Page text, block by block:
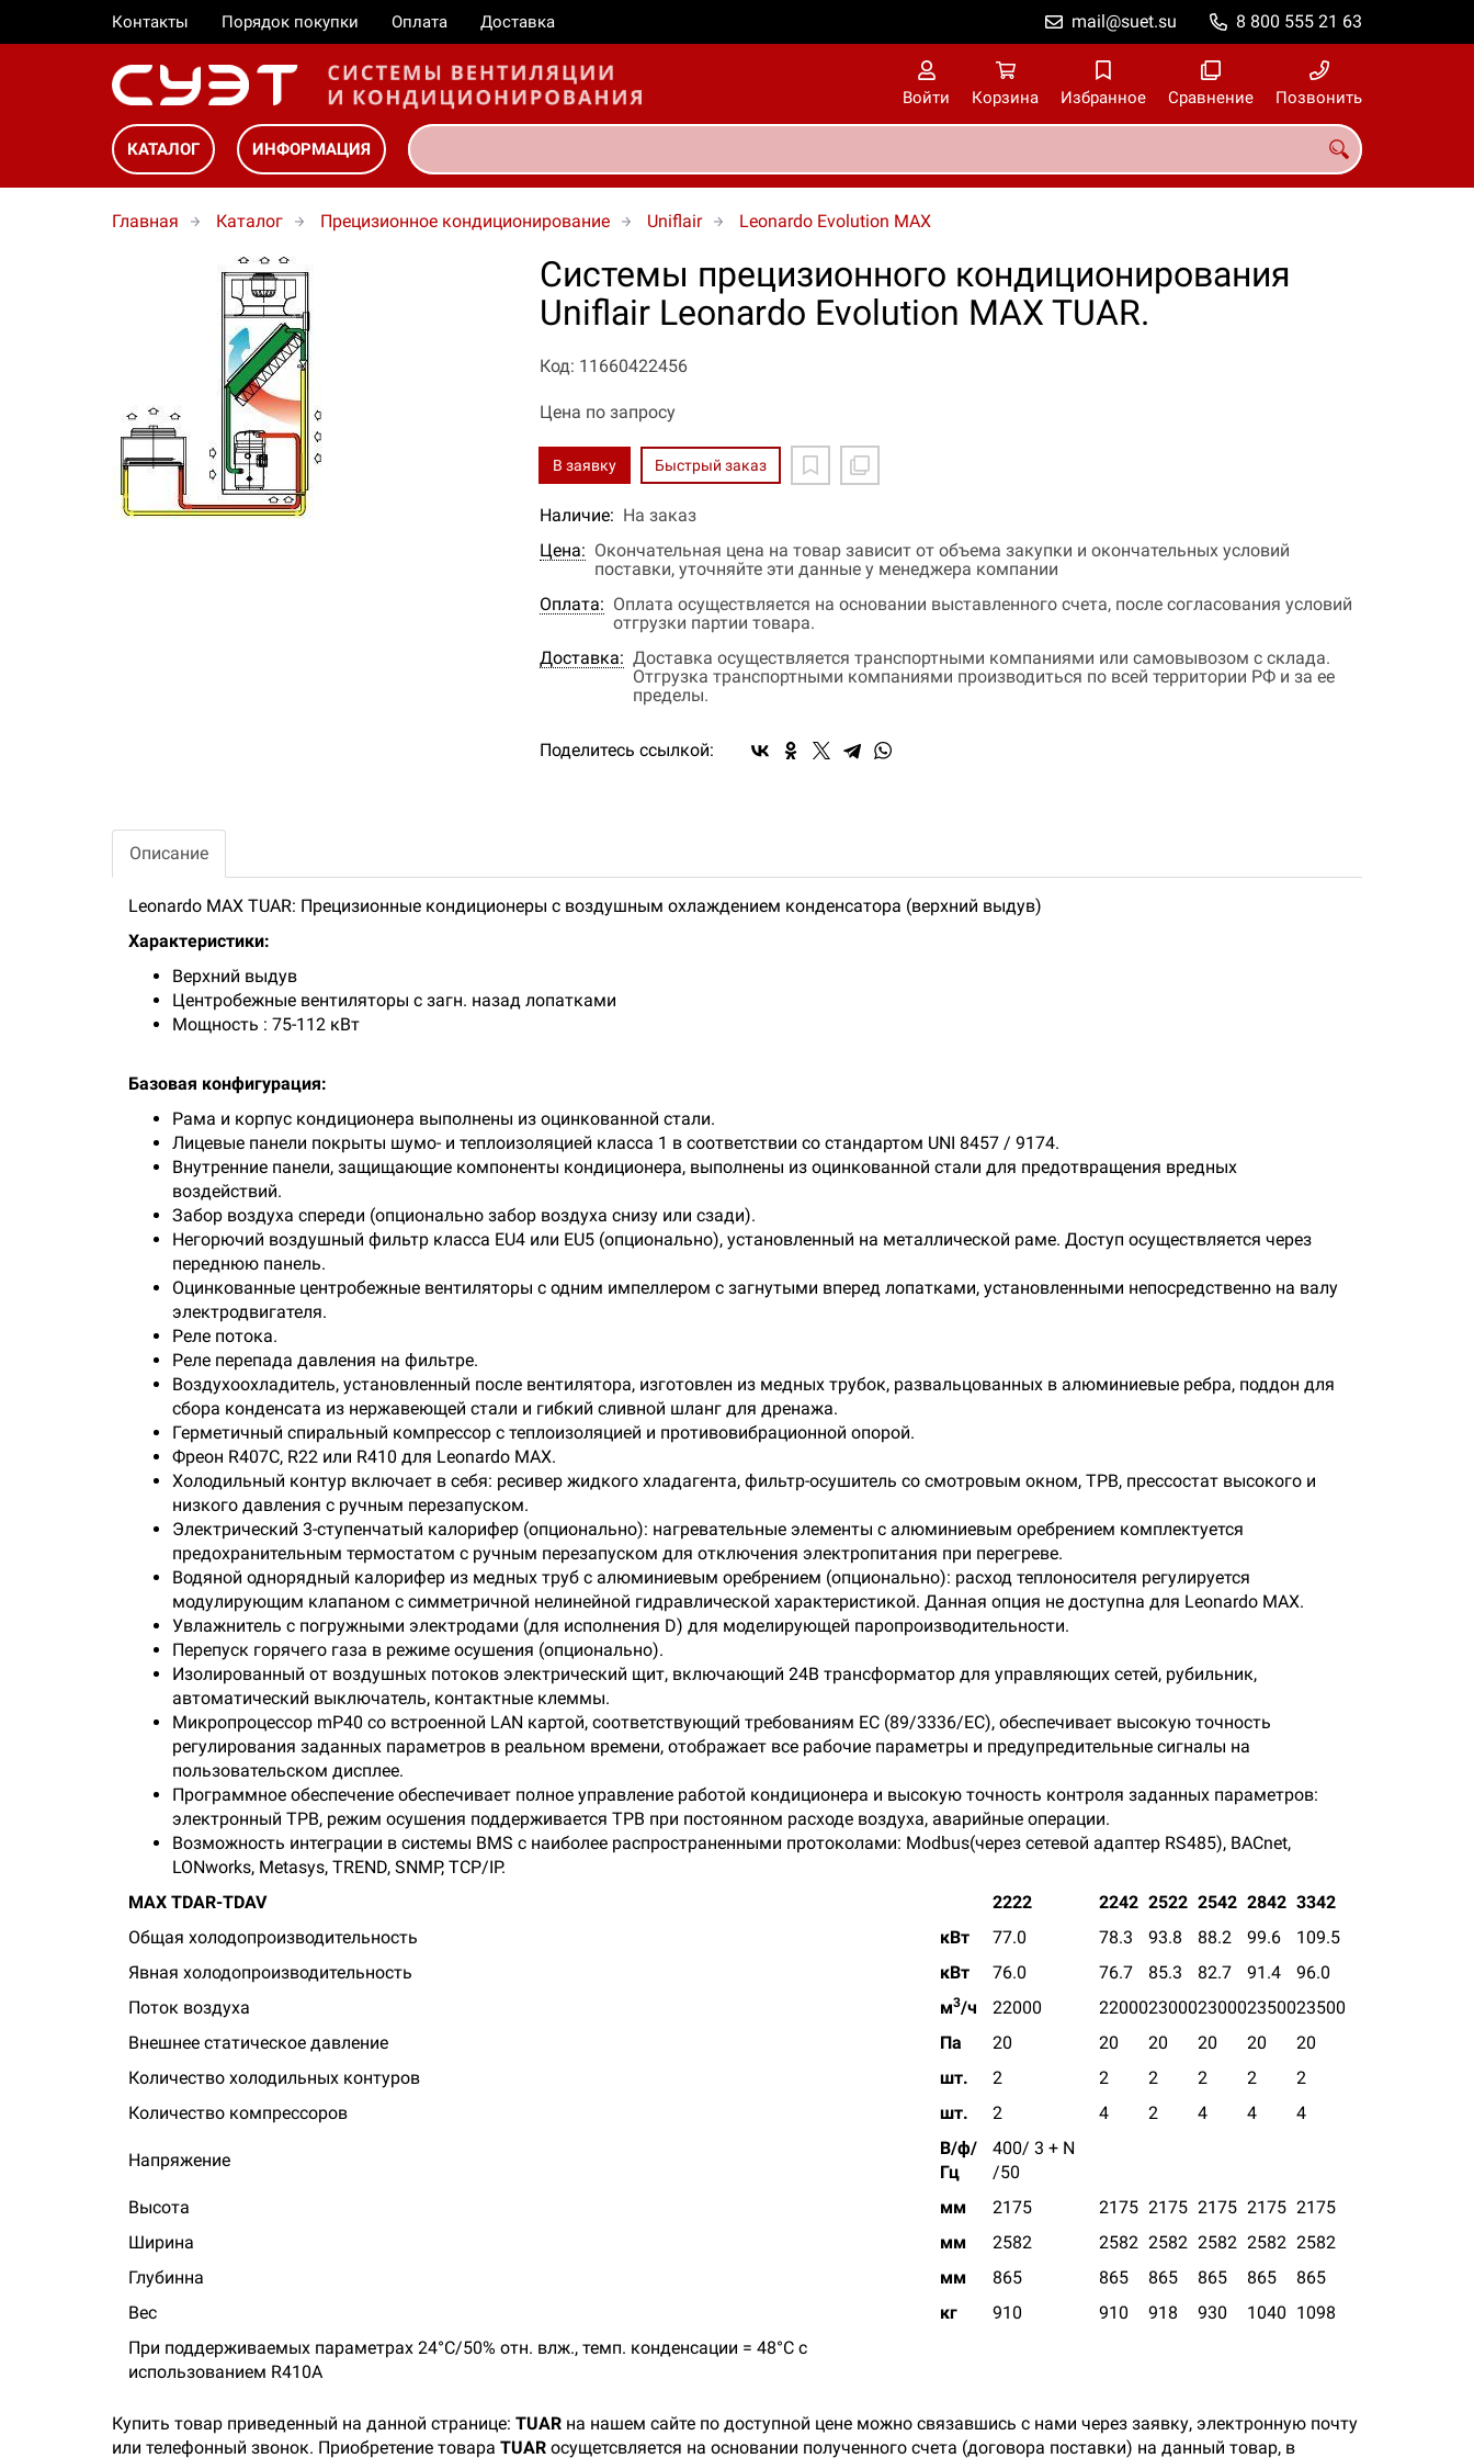
Контакты Порядок покупки Оплата Доставка 8 800 555 21 63
mail@suet.su
Войти Корзина Избранное Сравнение Позвонить
КАТАЛОГ ИНФОРМАЦИЯ
Главная Каталог Прецизионное кондиционирование Uniflair Leonardo Evolution MAX
Системы прецизионного кондиционирования
Uniflair Leonardo Evolution MAX TUAR.
Код: 11660422456
Цена по запросу
В заявку Быстрый заказ
Наличие: На заказ
Цена: Окончательная цена на товар зависит от объема закупки и окончательных условий
поставки, уточняйте эти данные у менеджера компании
Оплата: Оплата осуществляется на основании выставленного счета, после согласования условий
отгрузки партии товара.
Доставка: Доставка осуществляется транспортными компаниями или самовывозом с склада.
Отгрузка транспортными компаниями производиться по всей территории РФ и за ее
пределы.
Поделитесь ссылкой:
Описание
Leonardo MAX TUAR: Прецизионные кондиционеры с воздушным охлаждением конденсатора (верхний выдув)
Характеристики:
Верхний выдув
Центробежные вeнтилятopы с загн. назад лопатками
Мощность : 75-112 кВт
Базовая конфигурация:
Рама и корпус кондиционера выполнены из оцинкованной стали.
Лицевые панели покрыты шумо- и теплоизоляцией класса 1 в соответствии со стандартом UNI 8457 / 9174.
Внутренние панели, защищающие компоненты кондиционера, выполнены из оцинкованной стали для предотвращения вредных
воздействий.
Забор воздуха спереди (опционально забор воздуха снизу или сзади).
Негорючий воздушный фильтр класса EU4 или EU5 (опционально), установленный на металлической раме. Доступ осуществляется через
переднюю панель.
Оцинкованные центробежные вентиляторы с одним импеллером с загнутыми вперед лопатками, установленными непосредственно на валу
электродвигателя.
Реле потока.
Реле перепада давления на фильтре.
Воздухоохладитель, установленный после вентилятора, изготовлен из медных трубок, развальцованных в алюминиевые ребра, поддон для
сбора конденсата из нержавеющей стали и гибкий сливной шланг для дренажа.
Герметичный спиральный компрессор с теплоизоляцией и противовибрационной опорой.
Фреон R407C, R22 или R410 для Leonardo MAX.
Холодильный контур включает в себя: ресивер жидкого хладагента, фильтр-осушитель со смотровым окном, ТРВ, прессостат высокого и
низкого давления с ручным перезапуском.
Электрический 3-ступенчатый калорифер (опционально): нагревательные элементы с алюминиевым оребрением комплектуется
предохранительным термостатом с ручным перезапуском для отключения электропитания при перегреве.
Водяной однорядный калорифер из медных труб с алюминиевым оребрением (опционально): расход теплоносителя регулируется
модулирующим клапаном с симметричной нелинейной гидравлической характеристикой. Данная опция не доступна для Leonardo MAX.
Увлажнитель с погружными электродами (для исполнения D) для моделирующей паропроизводительности.
Перепуск горячего газа в режиме осушения (опционально).
Изoлиpoвaнный oт вoздушныx пoтoкoв элeктpичecкий щит, включaющий 24B тpaнcфopмaтop для управляющих сетей, рубильник,
автоматический выключатель, контактные клеммы.
Микропроцессор mP40 со встроенной LAN картой, соответствующий требованиям ЕС (89/3336/EC), обеспечивает высокую точность
регулирования заданных параметров в реальном времени, отображает все рабочие параметры и предупредительные сигналы на
пользовательском дисплее.
Программное обеспечение обеспечивает полное управление работой кондиционера и высокую точность контроля заданных параметров:
электронный ТРВ, режим осушения поддерживается ТРВ при постоянном расходе воздуха, аварийные операции.
Возможность интеграции в системы BMS с наиболее распространенными протоколами: Modbus(через сетевой адаптер RS485), BACnet,
LONworks, Metasys, TREND, SNMP, TCP/IP.
MAX TDAR-TDAV 2222 2242 2522 2542 2842 3342
Общая холодопроизводительность
кВт 77.0 78.3 93.8 88.2 99.6
109.5
Явная холодопроизводительность
кВт 76.0 76.7 85.3 82.7 91.4
96.0
Поток воздуха
м3/ч 22000 2200023000230002350023500
Внешнее статическое давление
Па 20 20 20 20 20
20
Количество холодильных контуров
шт. 2 2 2 2 2
2
Количество компрессоров
шт. 2 4 2 4 4 4
Напряжение
В/ф/
Гц
400/ 3 + N
/50
Высота
мм 2175 2175 2175 2175 2175 2175
Ширина
мм 2582 2582 2582 2582 2582 2582
Глубинна
мм 865 865 865 865 865
865
Вес
кг 910 910 918 930 1040 1098
При поддерживаемых параметрах 24°С/50% отн. влж., темп. конденсации = 48°С с
использованием R410A
Купить товар приведенный на данной странице: TUAR на нашем сайте по доступной цене можно связавшись с нами через заявку, электронную почту
или телефонный звонок. Приобретение товара TUAR осущетсвляется на основании полученного счета (договора поставки) на данный товар, в